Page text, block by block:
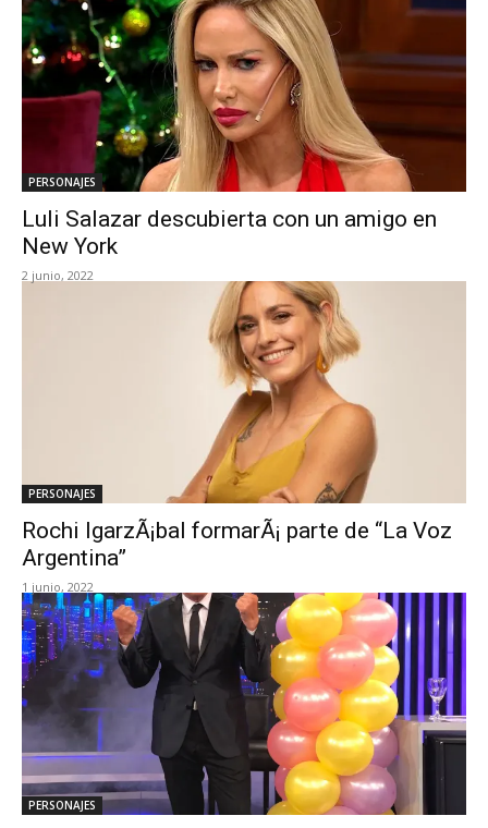
PERSONAJES
Luli Salazar descubierta con un amigo en
New York
2 junio, 2022
PERSONAJES
Rochi IgarzÃ¡bal formarÃ¡ parte de “La Voz
Argentina”
1 junio, 2022
PERSONAJES